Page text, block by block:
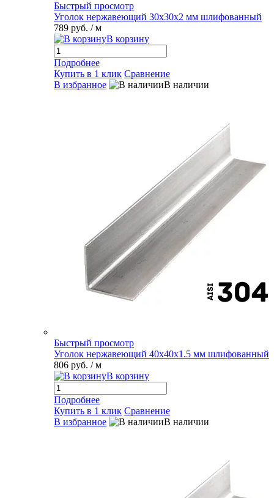
Быстрый просмотр
Уголок нержавеющий 30х30х2 мм шлифованный
789 руб. / м
В корзину
Подробнее
Купить в 1 клик Сравнение
В избранное
В наличии
Быстрый просмотр
Уголок нержавеющий 40х40х1.5 мм шлифованный
806 руб. / м
В корзину
Подробнее
Купить в 1 клик Сравнение
В избранное
В наличии